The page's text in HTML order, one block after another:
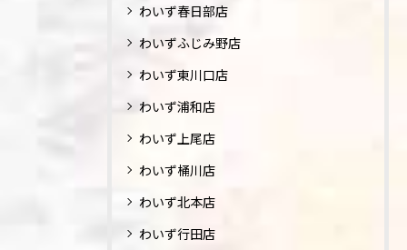
わいず春日部店
わいずふじみ野店
わいず東川口店
わいず浦和店
わいず上尾店
わいず桶川店
わいず北本店
わいず行田店